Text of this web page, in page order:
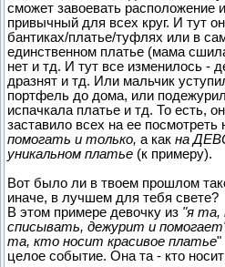
сможет завоевать расположение
привычный для всех круг. И тут
бантиках/платье/туфлях или в
единственном платье (мама
нет и тд. И тут все изменилось -
дразнят и тд. Или мальчик
портфель до дома, или
испачкала платье и тд. То есть,
заставило всех на ее посмотреть
помогать и только, а как на
уникальном платье (к примеру).
Вот было ли в твоем прошлом
иначе, в лучшем для тебя свете?
В этом примере девочку из "я та,
списывать, дежурит и
та, кто носит красивое платье"
целое событие. Она та - кто